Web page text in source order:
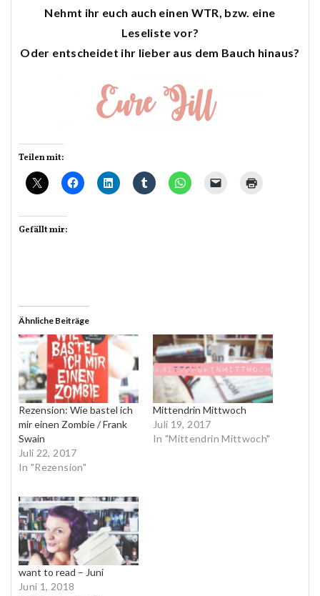
Nehmt ihr euch auch einen WTR, bzw. eine
Leseliste vor?
Oder entscheidet ihr lieber aus dem Bauch hinaus?
Teilen mit:
Gefällt mir:
Ähnliche Beiträge
Rezension: Wie bastel ich
mir einen Zombie / Frank
Swain
Juli 22, 2017
In "Rezension"
Mittendrin Mittwoch
Juli 19, 2017
In "Mittendrin Mittwoch"
want to read – Juni
Juni 1, 2018